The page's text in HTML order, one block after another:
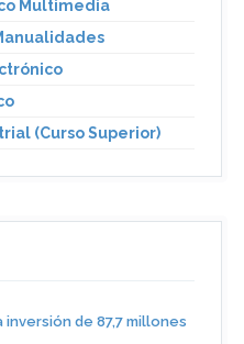
Multimedia
(Curso Superior)
de 87,7 millones